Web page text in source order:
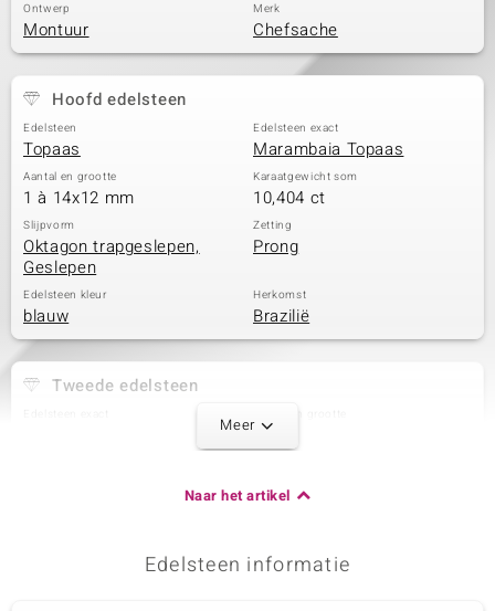
Ontwerp
Montuur
Merk
Chefsache
Hoofd edelsteen
Edelsteen
Topaas
Edelsteen exact
Marambaia Topaas
Aantal en grootte
1 à 14x12 mm
Karaatgewicht som
10,404 ct
Slijpvorm
Oktagon trapgeslepen,
Geslepen
Zetting
Prong
Edelsteen kleur
blauw
Herkomst
Brazilië
Tweede edelsteen
1 à 2 mm
Rond geslepen
Meer
Naar het artikel
Edelsteen informatie